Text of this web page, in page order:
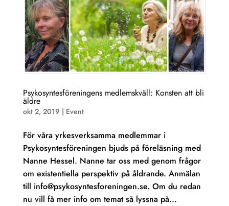
Psykosyntesföreningens medlemskväll: Konsten att bli
äldre
okt 2, 2019 | Event
För våra yrkesverksamma medlemmar i
Psykosyntesföreningen bjuds på föreläsning med
Nanne Hessel. Nanne tar oss med genom frågor
om existentiella perspektiv på åldrande. Anmälan
till info@psykosyntesforeningen.se. Om du redan
nu vill få mer info om temat så lyssna på...